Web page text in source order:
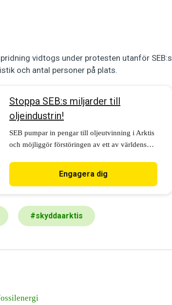
vidtogs under protesten utanför SEB:s
och antal personer på plats.
Stoppa SEB:s miljarder till
oljeindustrin!
SEB pumpar in pengar till oljeutvinning i Arktis
och möjliggör förstöringen av ett av världens
miljardrullningen!
Engagera dig
#skyddaarktis